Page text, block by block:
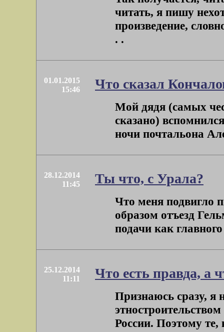
читать, я пишу
произведение,
. .
01.01.2015
15:46
Что сказал
Мой дядя (самых
сказано)
ночи почтальона
28.12.2014
11:45
Ты что, с Урала?
Что меня подвигло
образом отъезд
подачи как
25.12.2014
11:11
Что есть правда, а
Признаюсь сразу, я
России. Поэтому те,